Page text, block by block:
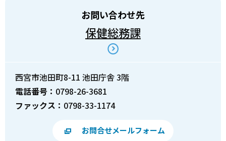
お問い合わせ先
保健総務課
西宮市池田町8-11 池田庁舎 3階
電話番号： 0798-26-3681
ファックス： 0798-33-1174
お問合せメールフォーム